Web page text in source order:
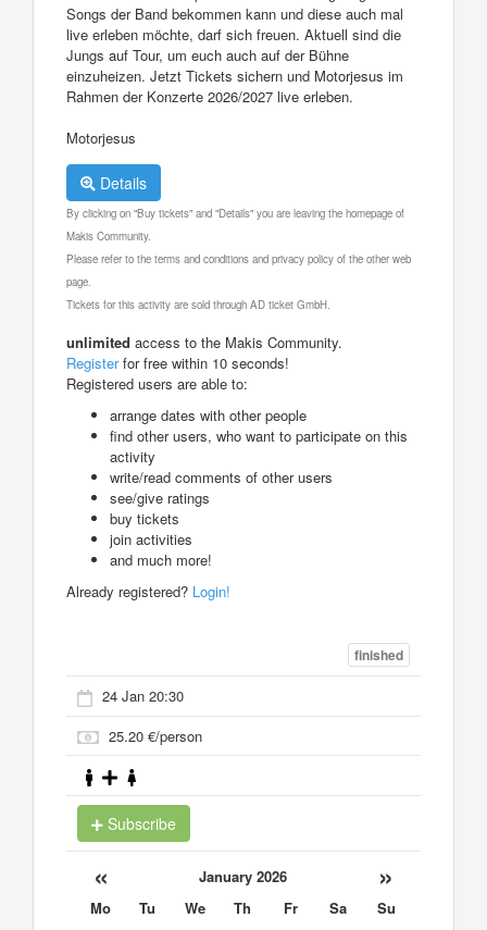
Songs der Band bekommen kann und diese auch mal
live erleben möchte, darf sich freuen. Aktuell sind die
Jungs auf Tour, um euch auch auf der Bühne
einzuheizen. Jetzt Tickets sichern und Motorjesus im
Rahmen der Konzerte 2026/2027 live erleben.
Motorjesus
Details
By clicking on "Buy tickets" and "Details" you are leaving the homepage of
Makis Community.
Please refer to the terms and conditions and privacy policy of the other web
page.
Tickets for this activity are sold through AD ticket GmbH.
unlimited access to the Makis Community.
Registerfor free within 10 seconds!
Registered users are able to:
arrange dates with other people
find other users, who want to participate on this
activity
write/read comments of other users
see/give ratings
buy tickets
join activities
and much more!
Already registered? Login!
finished
24 Jan 20:30
25.20 €/person
Subscribe
« January 2026 »
Mo Tu We Th Fr Sa
Su